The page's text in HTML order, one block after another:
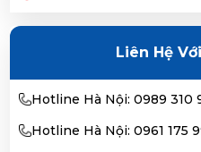
Liên Hệ
Hotline Hà Nội: 0989 310
Hotline Hà Nội: 0961 175